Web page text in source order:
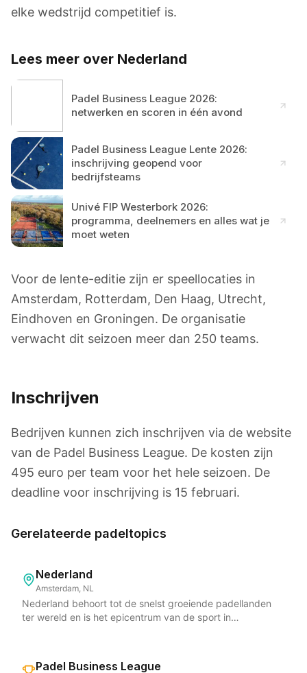
elke wedstrijd competitief is.
Lees meer over Nederland
Padel Business League 2026:
netwerken en scoren in één avond
Padel Business League Lente 2026:
inschrijving geopend voor
bedrijfsteams
Univé FIP Westerbork 2026:
programma, deelnemers en alles wat je
moet weten
Voor de lente-editie zijn er speellocaties in
Amsterdam, Rotterdam, Den Haag, Utrecht,
Eindhoven en Groningen. De organisatie
verwacht dit seizoen meer dan 250 teams.
Inschrijven
Bedrijven kunnen zich inschrijven via de website
van de Padel Business League. De kosten zijn
495 euro per team voor het hele seizoen. De
deadline voor inschrijving is 15 februari.
Gerelateerde padeltopics
Nederland
Amsterdam, NL
Nederland behoort tot de snelst groeiende padellanden
ter wereld en is het epicentrum van de sport in
Padel Business League